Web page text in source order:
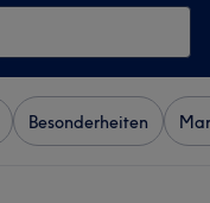
Besonderheiten